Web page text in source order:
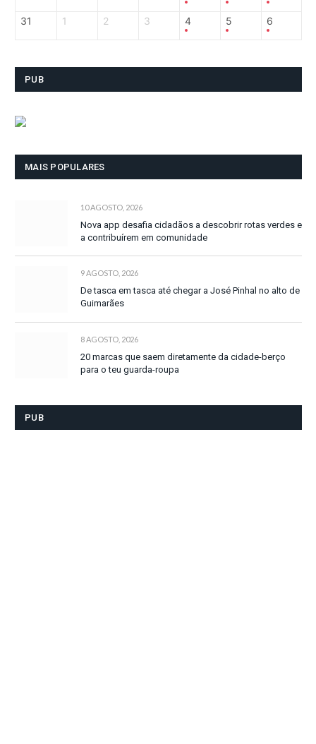
31 1 2 3 4 5 6
PUB
MAIS POPULARES
10 AGOSTO, 2026
Nova app desafia cidadãos a descobrir rotas verdes e
a contribuírem em comunidade
9 AGOSTO, 2026
De tasca em tasca até chegar a José Pinhal no alto de
Guimarães
8 AGOSTO, 2026
20 marcas que saem diretamente da cidade-berço
para o teu guarda-roupa
PUB